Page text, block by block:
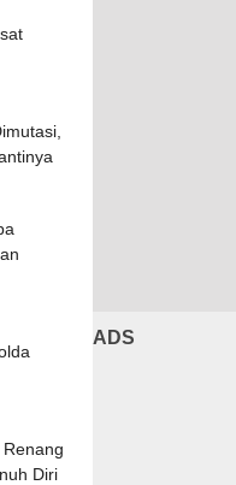
Diri
ADS